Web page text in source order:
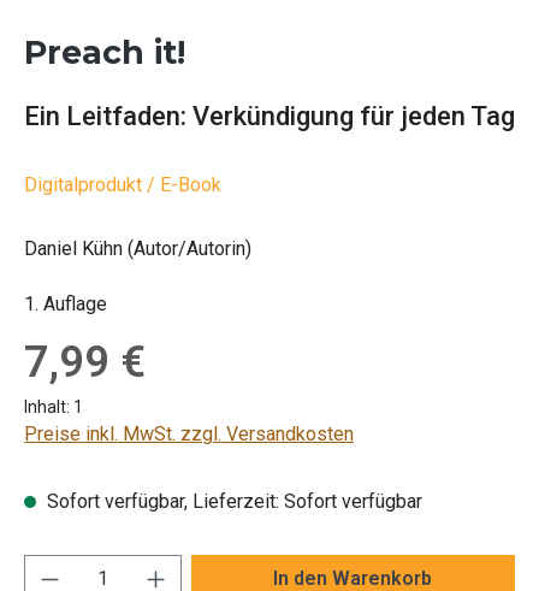
Preach it!
Ein Leitfaden: Verkündigung für jeden Tag
Digitalprodukt / E-Book
Daniel Kühn (Autor/Autorin)
1. Auflage
Regulärer Preis:
7,99 €
Inhalt: 1
Preise inkl. MwSt. zzgl. Versandkosten
Sofort verfügbar, Lieferzeit: Sofort verfügbar
Produkt Anzahl: Gib den gewünschten
In den Warenkorb